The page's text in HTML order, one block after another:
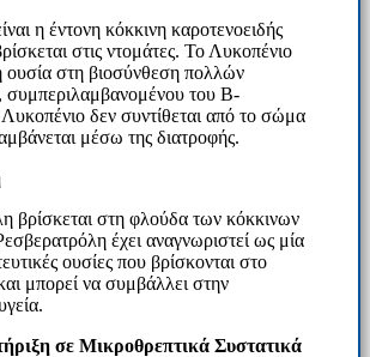
η έντονη κόκκινη καροτενοειδής
στις ντομάτες. Το Λυκοπένιο
ουσία στη βιοσύνθεση πολλών
συμπεριλαμβανομένου του Β-
δεν συντίθεται από το σώμα
μέσω της διατροφής.
βρίσκεται στη φλούδα των κόκκινων
έχει αναγνωριστεί ως μία
ουσίες που βρίσκονται στο
μπορεί να συμβάλλει στην
σε Μικροθρεπτικά Συστατικά